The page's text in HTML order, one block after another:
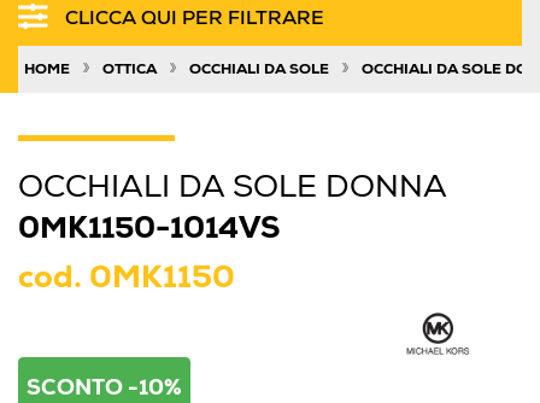
CLICCA QUI PER FILTRARE
HOME » OTTICA » OCCHIALI DA SOLE » OCCHIALI DA SOLE
OCCHIALI DA SOLE DONNA
0MK1150-1014VS
cod. 0MK1150
SCONTO -10%